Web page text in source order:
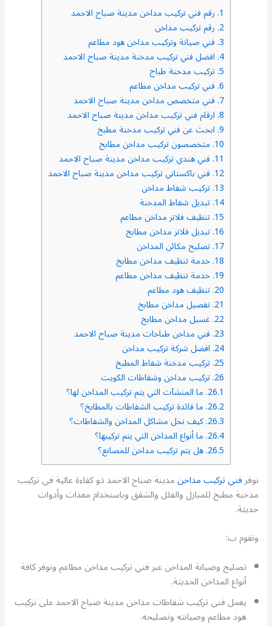
1. رقم فني تركيب مداخن مدينة صباح الاحمد
2. رقم تركيب مداخن
3. فني صيانة وتركيب مداخن هود مطاعم
4. افضل فني تركيب مدخنة مدينة صباح الاحمد
5. تركيب مدخنة طباخ
6. فني تركيب مداخن مطاعم
7. فني متخصص مداخن مدينة صباح الاحمد
8. ارقام فني تركيب مداخن مدينة صباح الاحمد
9. ابحث عن فني تركيب مدخنة مطبخ
10. متخصصون تركيب مداخن مطابخ
11. فني هندي تركيب مداخن مدينة صباح الاحمد
12. فني باكستاني تركيب مداخن مدينة صباح الاحمد
13. تركيب شفاط مداخن
14. تبديل شفاط المدخنة
15. تنظيف فلاتر مداخن مطاعم
16. تبديل فلاتر مداخن مطابخ
17. تصليح مكائن المداخن
18. خدمة تنظيف مداخن مطابخ
19. خدمة تنظيف مداخن مطاعم
20. تنظيف هود مطاعم
21. تفصيل مداخن مطابخ
22. غسيل مداخن مطابخ
23. فني مداخن طباخات مدينة صباح الاحمد
24. افضل شركة تركيب مداخن
25. تركيب مدخنة شفاط المطبخ
26. تركيب مداخن وشفاطات الكويت
26.1. ما المنشآت التي يتم تركيب المداخن لها؟
26.2. ما فائدة تركيب الشفاطات بالمطابخ؟
26.3. كيف نحل مشاكل المداخن والشفاطات؟
26.4. ما أنواع المداخن التي يتم تركيبها؟
26.5. هل يتم تركيب مداخن للمصانع؟
نوفرفني تركيب مداخنمدينة صباح الاحمد ذو كفاءة عالية في تركيب
مدخنة مطبخ للمنازل والفلل والشقق وباستخدام معدات وأدوات
حديثة.
ونقوم ب:
تصليح وصيانة المداخن عبر فني تركيب مداخن مطاعم ونوفر كافة
أنواع المداخن الحديثة.
يعمل فني تركيب شفاطات مداخن مدينة صباح الاحمد على تركيب
هود مطاعم وصيانته وتصليحه.